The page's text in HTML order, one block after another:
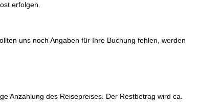
erfolgen.
uns noch Angaben für Ihre Buchung fehlen, werden
Anzahlung des Reisepreises. Der Restbetrag wird ca.